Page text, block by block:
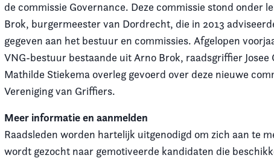
de commissie Governance. Deze commissie stond onder
Brok, burgermeester van Dordrecht, die in 2013
gegeven aan het bestuur en commissies. Afgelopen
VNG-bestuur bestaande uit Arno Brok, raadsgriffier Josee
Mathilde Stiekema overleg gevoerd over deze nieuwe
Vereniging van Griffiers.
Meer informatie en aanmelden
Raadsleden worden hartelijk uitgenodigd om zich aan te
wordt gezocht naar gemotiveerde kandidaten die